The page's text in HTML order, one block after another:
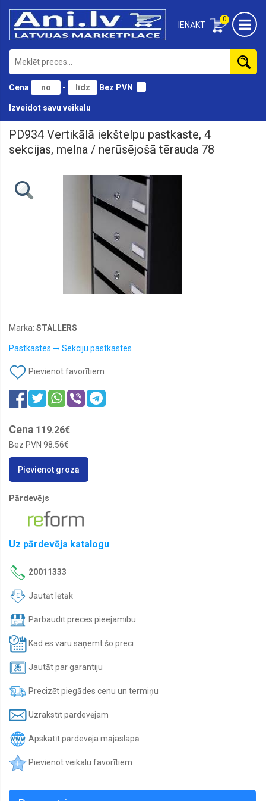
0
IENĀKT
Cena - Bez PVN
Izveidot savu veikalu
Dārzam
➞
Ugunskuri
➞
Vēja
rādītāji
katalogi
RAL
krāsu
Pastkastes
Aksesuāri
pastkastēm
➞
Individuālās
pastkastes
Pastkastes
Sekciju
pastkastes
PD934 Vertikālā iekštelpu pastkaste, 4
sekcijas, melna / nerūsējošā tērauda 78
Marka: STALLERS
Pastkastes ➞ Sekciju pastkastes
Pievienot favorītiem
Cena 119.26€
Bez PVN 98.56€
Pievienot grozā
Pārdevējs
Uz pārdevēja katalogu
20011333
Jautāt lētāk
Pārbaudīt preces pieejamību
Kad es varu saņemt šo preci
Jautāt par garantiju
Precizēt piegādes cenu un termiņu
Uzrakstīt pardevējam
Apskatīt pārdevēja mājaslapā
Pievienot veikalu favorītiem